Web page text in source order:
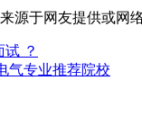
源于网友提供或网
？
气专业推荐院校